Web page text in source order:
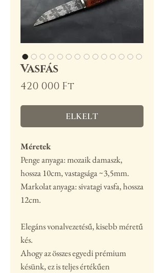
Vasfás
420 000 FtÁr
ELKELT
Méretek
Penge anyaga: mozaik damaszk,
hossza 10cm, vastagsága ~3,5mm.
Markolat anyaga: sivatagi vasfa, hossza
12cm.
Elegáns vonalvezetésű, kisebb méretű
kés.
Ahogy az összes egyedi prémium
késünk, ez is teljes értékűen